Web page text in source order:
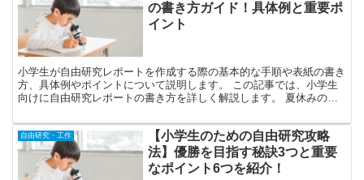
の書き方ガイド！具体例と重要ポ
イント
小学生が自由研究レポートを作成する際の基本的な手順や表紙の書き
方、具体例やポイントについて説明します。 この記事では、小学生
向けに自由研究レポートの書き方を詳しく解説します。 夏休みの宿
自由研究・工作
【小学生のための自由研究攻略
法】優勝を目指す秘訣3つと重要
なポイント6つを紹介！